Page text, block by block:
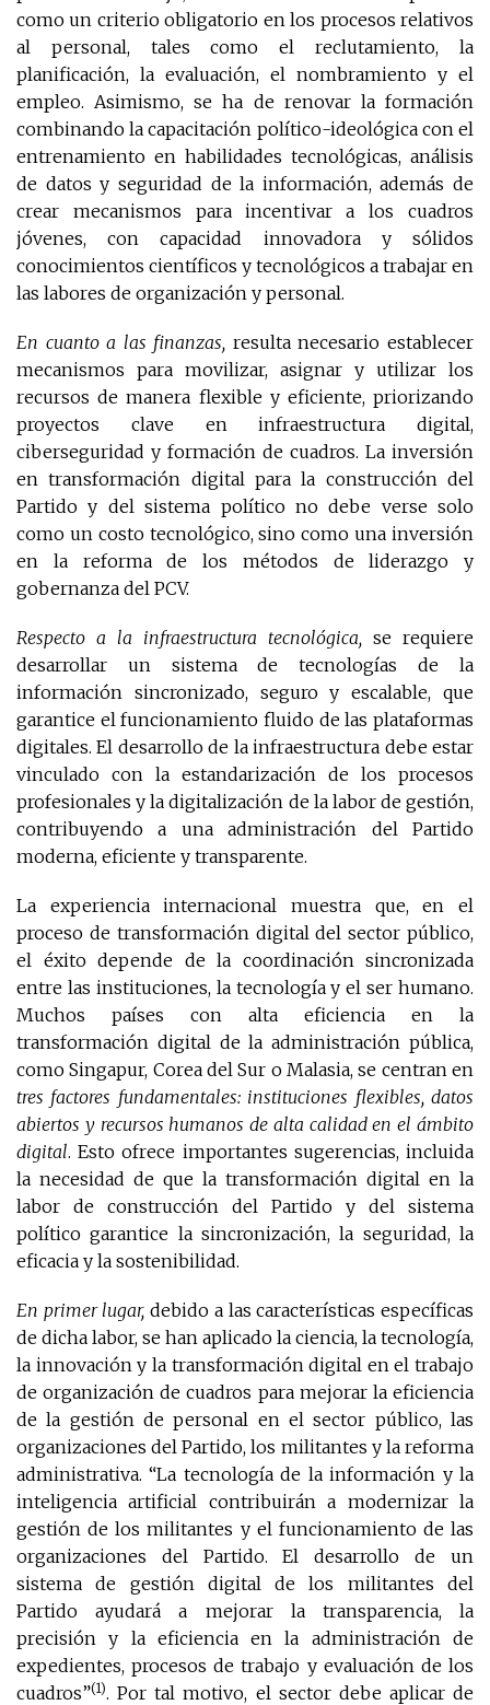
como un criterio obligatorio en los procesos relativos
al personal, tales como el reclutamiento, la
planificación, la evaluación, el nombramiento y el
empleo. Asimismo, se ha de renovar la formación
combinando la capacitación político-ideológica con el
entrenamiento en habilidades tecnológicas, análisis
de datos y seguridad de la información, además de
crear mecanismos para incentivar a los cuadros
jóvenes, con capacidad innovadora y sólidos
conocimientos científicos y tecnológicos a trabajar en
las labores de organización y personal.
En cuanto a las finanzas, resulta necesario establecer
mecanismos para movilizar, asignar y utilizar los
recursos de manera flexible y eficiente, priorizando
proyectos clave en infraestructura digital,
ciberseguridad y formación de cuadros. La inversión
en transformación digital para la construcción del
Partido y del sistema político no debe verse solo
como un costo tecnológico, sino como una inversión
en la reforma de los métodos de liderazgo y
gobernanza del PCV.
Respecto a la infraestructura tecnológica, se requiere
desarrollar un sistema de tecnologías de la
información sincronizado, seguro y escalable, que
garantice el funcionamiento fluido de las plataformas
digitales. El desarrollo de la infraestructura debe estar
vinculado con la estandarización de los procesos
profesionales y la digitalización de la labor de gestión,
contribuyendo a una administración del Partido
moderna, eficiente y transparente.
La experiencia internacional muestra que, en el
proceso de transformación digital del sector público,
el éxito depende de la coordinación sincronizada
entre las instituciones, la tecnología y el ser humano.
Muchos países con alta eficiencia en la
transformación digital de la administración pública,
como Singapur, Corea del Sur o Malasia, se centran en
tres factores fundamentales: instituciones flexibles, datos
abiertos y recursos humanos de alta calidad en el ámbito
digital. Esto ofrece importantes sugerencias, incluida
la necesidad de que la transformación digital en la
labor de construcción del Partido y del sistema
político garantice la sincronización, la seguridad, la
eficacia y la sostenibilidad.
En primer lugar, debido a las características específicas
de dicha labor, se han aplicado la ciencia, la tecnología,
la innovación y la transformación digital en el trabajo
de organización de cuadros para mejorar la eficiencia
de la gestión de personal en el sector público, las
organizaciones del Partido, los militantes y la reforma
administrativa. “La tecnología de la información y la
inteligencia artificial contribuirán a modernizar la
gestión de los militantes y el funcionamiento de las
organizaciones del Partido. El desarrollo de un
sistema de gestión digital de los militantes del
Partido ayudará a mejorar la transparencia, la
precisión y la eficiencia en la administración de
expedientes, procesos de trabajo y evaluación de los
cuadros”(1). Por tal motivo, el sector debe aplicar de